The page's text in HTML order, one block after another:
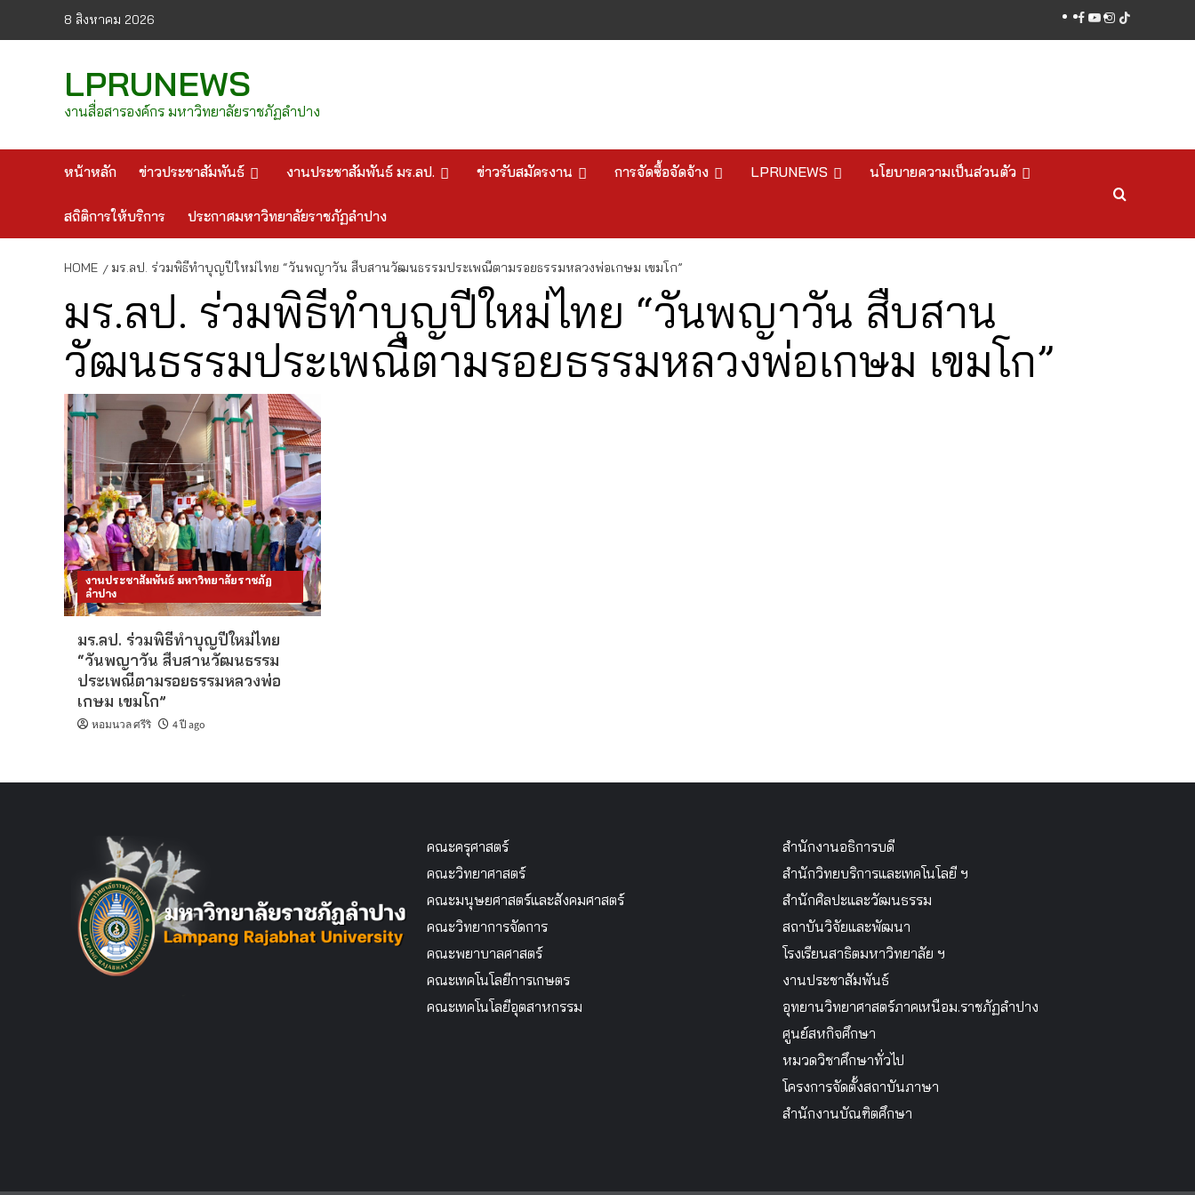
8 สิงหาคม 2026 facebook
youtube
instagram
tiktok
LPRUNEWS
งานสื่อสารองค์กร มหาวิทยาลัยราชภัฏลำปาง
หน้าหลัก ข่าวประชาสัมพันธ์ งานประชาสัมพันธ์ มร.ลป. ข่าวรับสมัครงาน การจัดซื้อจัดจ้าง LPRUNEWS นโยบายความเป็นส่วนตัว
สถิติการให้บริการ ประกาศมหาวิทยาลัยราชภัฏลำปาง
HOME มร.ลป. ร่วมพิธีทำบุญปีใหม่ไทย “วันพญาวัน สืบสานวัฒนธรรมประเพณีตามรอยธรรมหลวงพ่อเกษม เขมโก”
มร.ลป. ร่วมพิธีทำบุญปีใหม่ไทย “วันพญาวัน สืบสาน
วัฒนธรรมประเพณีตามรอยธรรมหลวงพ่อเกษม เขมโก”
งานประชาสัมพันธ์ มหาวิทยาลัยราชภัฏ
ลำปาง
มร.ลป. ร่วมพิธีทำบุญปีใหม่ไทย
“วันพญาวัน สืบสานวัฒนธรรม
ประเพณีตามรอยธรรมหลวงพ่อ
เกษม เขมโก”
หอมนวล ศรีริ 4 ปี ago
คณะครุศาสตร์
คณะวิทยาศาสตร์
คณะมนุษยศาสตร์และสังคมศาสตร์
คณะวิทยาการจัดการ
คณะพยาบาลศาสตร์
คณะเทคโนโลยีการเกษตร
คณะเทคโนโลยีอุตสาหกรรม
สำนักงานอธิการบดี
สำนักวิทยบริการและเทคโนโลยี ฯ
สำนักศิลปะและวัฒนธรรม
สถาบันวิจัยและพัฒนา
โรงเรียนสาธิตมหาวิทยาลัย ฯ
งานประชาสัมพันธ์
อุทยานวิทยาศาสตร์ภาคเหนือม.ราชภัฏลำปาง
ศูนย์สหกิจศึกษา
หมวดวิชาศึกษาทั่วไป
โครงการจัดตั้งสถาบันภาษา
สำนักงานบัณฑิตศึกษา